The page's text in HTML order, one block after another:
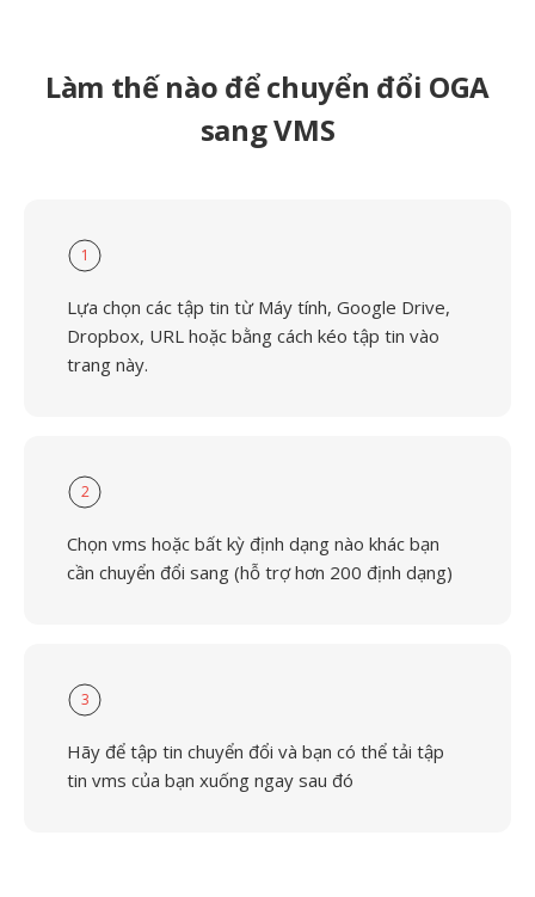
Làm thế nào để chuyển đổi OGA
sang VMS
1
Lựa chọn các tập tin từ Máy tính, Google Drive,
Dropbox, URL hoặc bằng cách kéo tập tin vào
trang này.
2
Chọn vms hoặc bất kỳ định dạng nào khác bạn
cần chuyển đổi sang (hỗ trợ hơn 200 định dạng)
3
Hãy để tập tin chuyển đổi và bạn có thể tải tập
tin vms của bạn xuống ngay sau đó